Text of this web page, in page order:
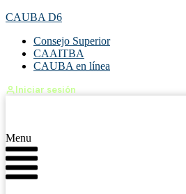
CAUBA D6
Consejo Superior
CAAITBA
CAUBA en línea
Iniciar sesión
Menu